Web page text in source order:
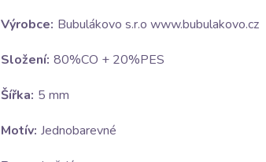
Výrobce: Bubulákovo s.r.o www.bubulakovo.cz
Složení: 80%CO + 20%PES
Šířka: 5 mm
Motív: Jednobarevné